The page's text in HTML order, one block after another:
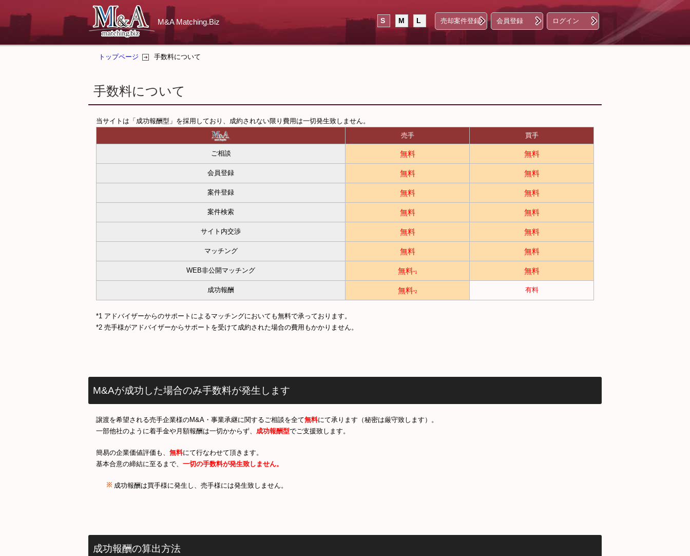
M&A Matching.Biz S M L ログイン
会員登録
売却案件登録
トップページ 手数料について
手数料について
当サイトは「成功報酬型」を採用しており、成約されない限り費用は一切発生致しません。
売手
買手
ご相談 無料 無料
会員登録 無料 無料
案件登録 無料 無料
案件検索 無料 無料
サイト内交渉 無料 無料
マッチング 無料 無料
WEB非公開マッチング 無料*1 無料
成功報酬 無料*2 有料
*1 アドバイザーからのサポートによるマッチングにおいても無料で承っております。
*2 売手様がアドバイザーからサポートを受けて成約された場合の費用もかかりません。
M&Aが成功した場合のみ手数料が発生します
譲渡を希望される売手企業様のM&A・事業承継に関するご相談を全て無料にて承ります（秘密は厳守致します）。
一部他社のように着手金や月額報酬は一切かからず、 成功報酬型でご支援致します。
簡易の企業価値評価も、 無料にて行なわせて頂きます。
基本合意の締結に至るまで、 一切の手数料が発生致しません。
成功報酬は買手様に発生し、売手様には発生致しません。
成功報酬の算出方法